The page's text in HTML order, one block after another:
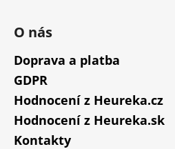
O nás
Doprava a platba
GDPR
Hodnocení z Heureka.cz
Hodnocení z Heureka.sk
Kontakty